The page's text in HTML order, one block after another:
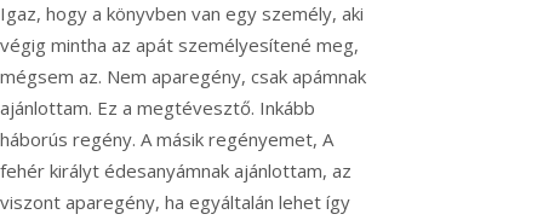
Igaz, hogy a könyvben van egy személy, aki
végig mintha az apát személyesítené meg,
mégsem az. Nem aparegény, csak apámnak
ajánlottam. Ez a megtévesztő. Inkább
háborús regény. A másik regényemet, A
fehér királyt édesanyámnak ajánlottam, az
viszont aparegény, ha egyáltalán lehet így